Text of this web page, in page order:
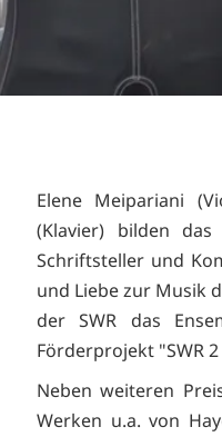
Elene Meipariani
(Klavier) bilden
Schriftsteller und
und Liebe zur Musik
der SWR das
Förderprojekt "SWR
Neben weiteren
Werken u.a. von